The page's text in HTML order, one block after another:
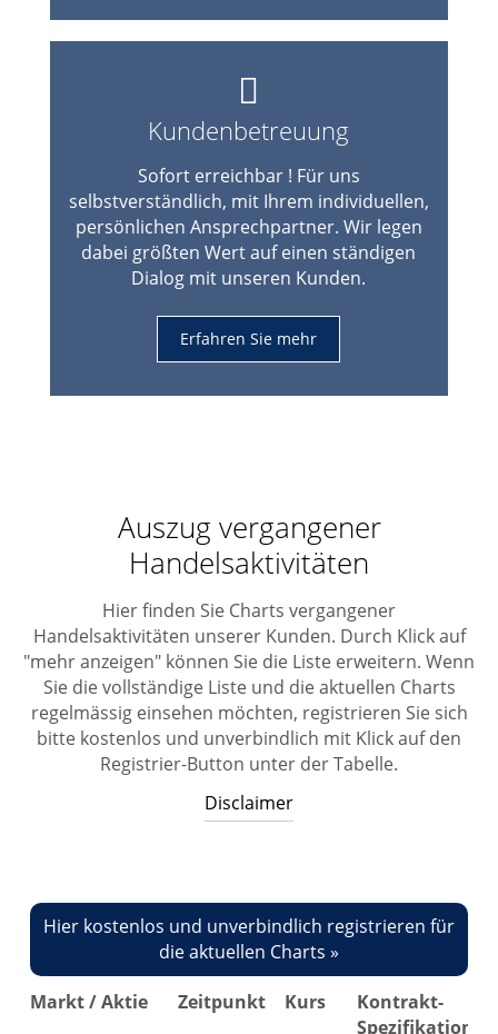
Kundenbetreuung
Sofort erreichbar ! Für uns
selbstverständlich, mit Ihrem individuellen,
persönlichen Ansprechpartner. Wir legen
dabei größten Wert auf einen ständigen
Dialog mit unseren Kunden.
Erfahren Sie mehr
Auszug vergangener
Handelsaktivitäten
Hier finden Sie Charts vergangener
Handelsaktivitäten unserer Kunden. Durch Klick auf
"mehr anzeigen" können Sie die Liste erweitern. Wenn
Sie die vollständige Liste und die aktuellen Charts
regelmässig einsehen möchten, registrieren Sie sich
bitte kostenlos und unverbindlich mit Klick auf den
Registrier-Button unter der Tabelle.
Disclaimer
Disclaimer
Diese Information ist keine Aufforderung zum Kauf-
oder Verkauf von Wertpapieren oder
Finanzinstrumenten. Eine Haftung für mittelbare und
unmittelbare Folgen aus diesen Vorschlägen ist somit
ausgeschlossen. Eine Garantie für die Vollständigkeit
Hier kostenlos und unverbindlich registrieren für
die aktuellen Charts »
Markt / Aktie Zeitpunkt Kurs
Kontrakt-
Spezifikation